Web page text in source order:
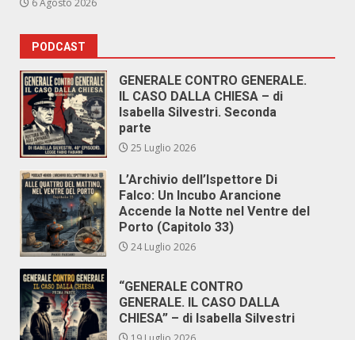
6 Agosto 2026
PODCAST
GENERALE CONTRO GENERALE.
IL CASO DALLA CHIESA – di
Isabella Silvestri. Seconda
parte
25 Luglio 2026
L’Archivio dell’Ispettore Di
Falco: Un Incubo Arancione
Accende la Notte nel Ventre del
Porto (Capitolo 33)
24 Luglio 2026
“GENERALE CONTRO
GENERALE. IL CASO DALLA
CHIESA” – di Isabella Silvestri